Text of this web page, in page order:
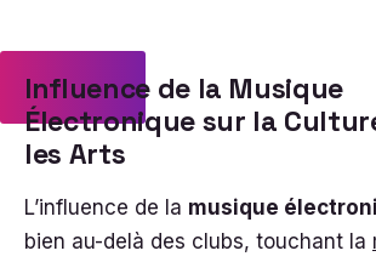
Influence de la Musique
Électronique sur la
les Arts
L’influence de la musique
bien au-delà des clubs, touchant la